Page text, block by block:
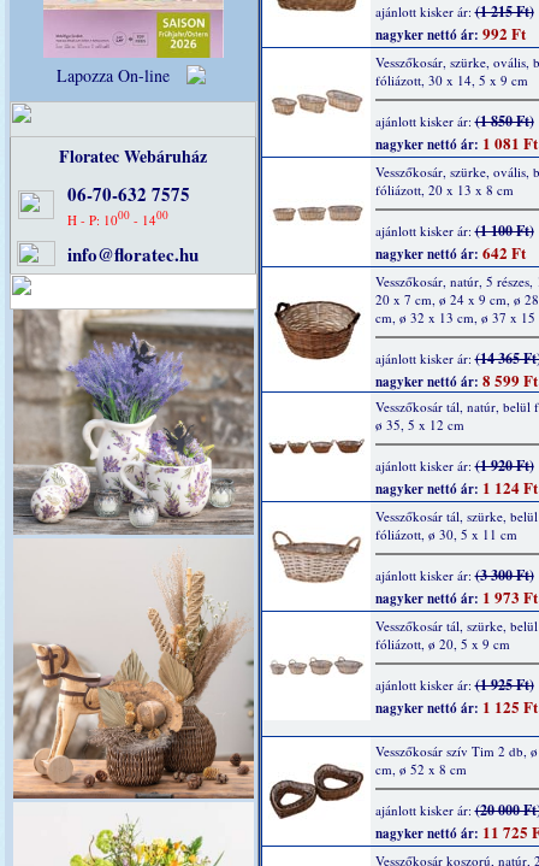
Lapozza On-line
Floratec Webáruház
06-70-632 7575
H - P: 1000 - 1400
info@floratec.hu
ajánlott kisker ár:(1 215 Ft)
nagyker nettó ár: 992 Ft
Vesszőkosár, szürke, ovális,
fóliázott, 30 x 14, 5 x 9 cm
ajánlott kisker ár:(1 850 Ft)
nagyker nettó ár: 1 081 Ft
Vesszőkosár, szürke, ovális,
fóliázott, 20 x 13 x 8 cm
ajánlott kisker ár:(1 100 Ft)
nagyker nettó ár: 642 Ft
Vesszőkosár, natúr, 5 részes,
20 x 7 cm, ø 24 x 9 cm, ø
cm, ø 32 x 13 cm, ø 37 x 15
ajánlott kisker ár:(14 365
nagyker nettó ár: 8 599 Ft
Vesszőkosár tál, natúr, belül
ø 35, 5 x 12 cm
ajánlott kisker ár:(1 920 Ft)
nagyker nettó ár: 1 124 Ft
Vesszőkosár tál, szürke, belül
fóliázott, ø 30, 5 x 11 cm
ajánlott kisker ár:(3 300 Ft)
nagyker nettó ár: 1 973 Ft
Vesszőkosár tál, szürke, belül
fóliázott, ø 20, 5 x 9 cm
ajánlott kisker ár:(1 925 Ft)
nagyker nettó ár: 1 125 Ft
Vesszőkosár szív Tim 2 db,
cm, ø 52 x 8 cm
ajánlott kisker ár:(20 000
nagyker nettó ár: 11 725
Vesszőkosár koszorú, natúr,